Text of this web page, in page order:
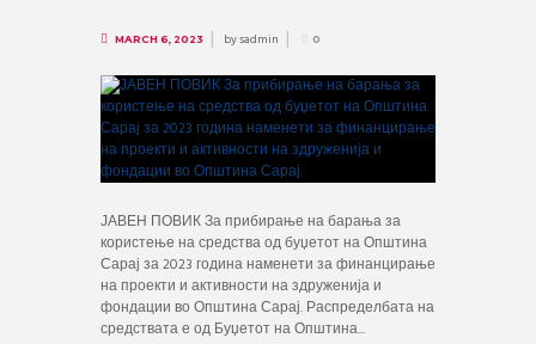
MARCH 6, 2023 bysadmin 0
ЈАВЕН ПОВИК За прибирање на барања за
користење на средства од буџетот на Општина
Сарај за 2023 година наменети за финанцирање
на проекти и активности на здруженија и
фондации во Општина Сарај. Распределбата на
средствата е од Буџетот на Општина...